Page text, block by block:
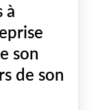
à
son
de son